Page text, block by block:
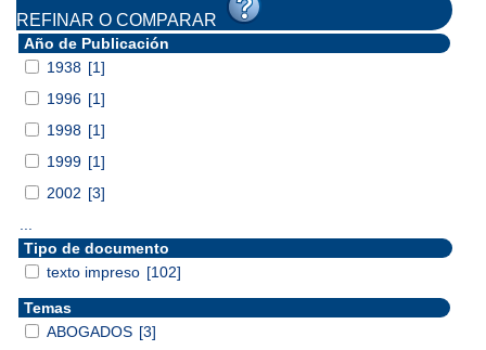
REFINAR O COMPARAR
Año de Publicación
1938 [1]
1996 [1]
1998 [1]
1999 [1]
2002 [3]
Tipo de documento
texto impreso [102]
Temas
ABOGADOS [3]